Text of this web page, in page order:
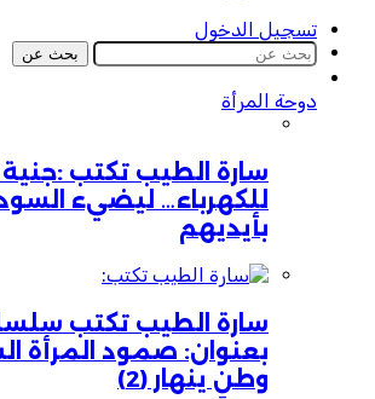
تسجيل الدخول
بحث عن
دوحة المرأة
سارة الطيب تكتب :جنية
للكهرباء… ليضيء
بأيديهم
سارة الطيب تكتب
بعنوان: صمود المرأة
وطنٍ ينهار (2)